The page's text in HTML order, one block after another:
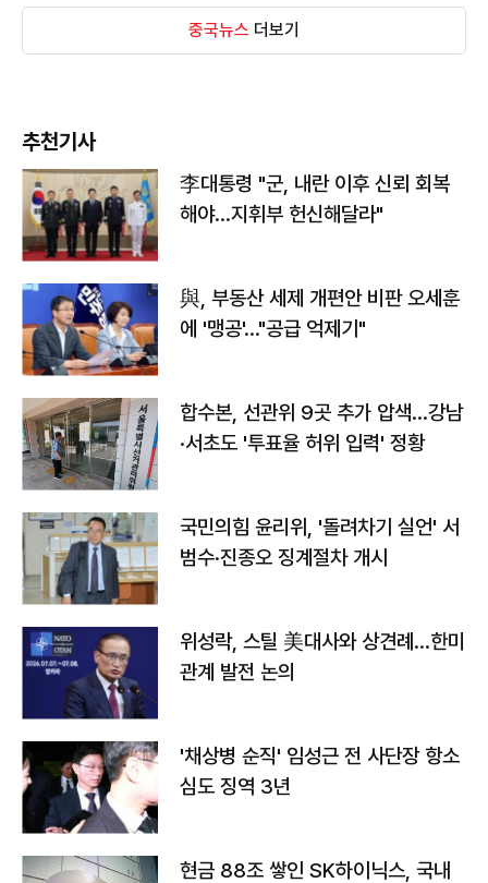
중국뉴스 더보기
추천기사
李대통령 "군, 내란 이후 신뢰 회복
해야…지휘부 헌신해달라"
與, 부동산 세제 개편안 비판 오세훈
에 '맹공'…"공급 억제기"
합수본, 선관위 9곳 추가 압색…강남
·서초도 '투표율 허위 입력' 정황
국민의힘 윤리위, '돌려차기 실언' 서
범수·진종오 징계절차 개시
위성락, 스틸 美대사와 상견례…한미
관계 발전 논의
'채상병 순직' 임성근 전 사단장 항소
심도 징역 3년
현금 88조 쌓인 SK하이닉스, 국내